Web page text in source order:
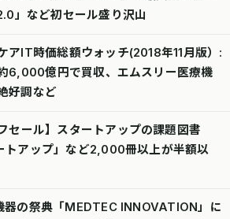
」など初セール盛り沢山
アIT時価総額ウォッチ(2018年11月版）:
6,000億円で買収、エムスリー医療機
好調など
セール】スタートアップの課題図書
トアップ」など2,000冊以上が半額以
器の祭典「MEDTEC INNOVATION」に